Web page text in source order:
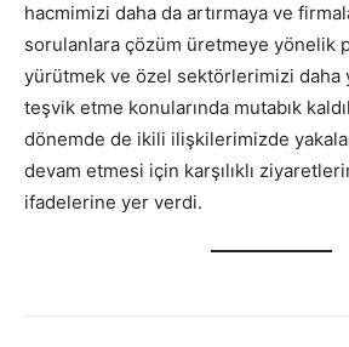
hacmimizi daha da artırmaya ve
sorulanlara çözüm üretmeye yönelik
yürütmek ve özel sektörlerimizi daha
teşvik etme konularında mutabık
dönemde de ikili ilişkilerimizde
devam etmesi için karşılıklı
ifadelerine yer verdi.